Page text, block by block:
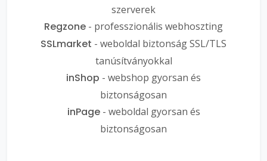
szerverek
Regzone - professzionális webhoszting
SSLmarket - weboldal biztonság SSL/TLS
tanúsítványokkal
inShop - webshop gyorsan és
biztonságosan
inPage- weboldal gyorsan és
biztonságosan